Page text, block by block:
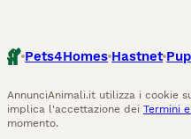
Pets4Homes Hastnet
AnnunciAnimali.it utilizza i cookie
implica l'accettazione dei Termini
momento.